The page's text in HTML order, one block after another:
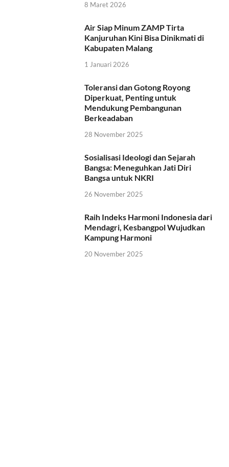
8 Maret 2026
Air Siap Minum ZAMP Tirta
Kanjuruhan Kini Bisa Dinikmati di
Kabupaten Malang
1 Januari 2026
Toleransi dan Gotong Royong
Diperkuat, Penting untuk
Mendukung Pembangunan
Berkeadaban
28 November 2025
Sosialisasi Ideologi dan Sejarah
Bangsa: Meneguhkan Jati Diri
Bangsa untuk NKRI
26 November 2025
Raih Indeks Harmoni Indonesia dari
Mendagri, Kesbangpol Wujudkan
Kampung Harmoni
20 November 2025